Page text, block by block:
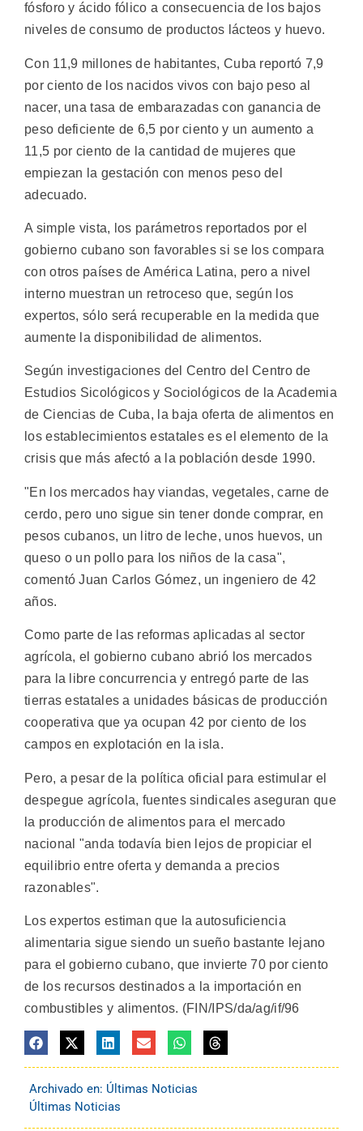
fósforo y ácido fólico a consecuencia de los bajos
niveles de consumo de productos lácteos y huevo.
Con 11,9 millones de habitantes, Cuba reportó 7,9
por ciento de los nacidos vivos con bajo peso al
nacer, una tasa de embarazadas con ganancia de
peso deficiente de 6,5 por ciento y un aumento a
11,5 por ciento de la cantidad de mujeres que
empiezan la gestación con menos peso del
adecuado.
A simple vista, los parámetros reportados por el
gobierno cubano son favorables si se los compara
con otros países de América Latina, pero a nivel
interno muestran un retroceso que, según los
expertos, sólo será recuperable en la medida que
aumente la disponibilidad de alimentos.
Según investigaciones del Centro del Centro de
Estudios Sicológicos y Sociológicos de la Academia
de Ciencias de Cuba, la baja oferta de alimentos en
los establecimientos estatales es el elemento de la
crisis que más afectó a la población desde 1990.
"En los mercados hay viandas, vegetales, carne de
cerdo, pero uno sigue sin tener donde comprar, en
pesos cubanos, un litro de leche, unos huevos, un
queso o un pollo para los niños de la casa",
comentó Juan Carlos Gómez, un ingeniero de 42
años.
Como parte de las reformas aplicadas al sector
agrícola, el gobierno cubano abrió los mercados
para la libre concurrencia y entregó parte de las
tierras estatales a unidades básicas de producción
cooperativa que ya ocupan 42 por ciento de los
campos en explotación en la isla.
Pero, a pesar de la política oficial para estimular el
despegue agrícola, fuentes sindicales aseguran que
la producción de alimentos para el mercado
nacional "anda todavía bien lejos de propiciar el
equilibrio entre oferta y demanda a precios
razonables".
Los expertos estiman que la autosuficiencia
alimentaria sigue siendo un sueño bastante lejano
para el gobierno cubano, que invierte 70 por ciento
de los recursos destinados a la importación en
combustibles y alimentos. (FIN/IPS/da/ag/if/96
Archivado en: Últimas Noticias
Últimas Noticias